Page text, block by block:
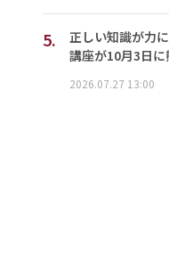
5.
正しい知識が力
講座が10月3日
2026.07.27 13:00